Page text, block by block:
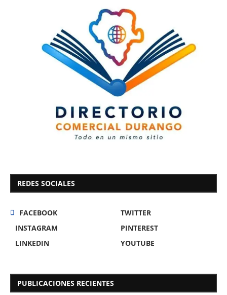
REDES SOCIALES
FACEBOOK
TWITTER
INSTAGRAM
PINTEREST
LINKEDIN
YOUTUBE
PUBLICACIONES RECIENTES